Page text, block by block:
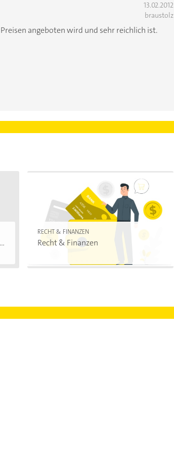
13.02.2012
braustolz
angeboten wird und sehr reichlich ist.
RECHT & FINANZEN
Recht & Finanzen